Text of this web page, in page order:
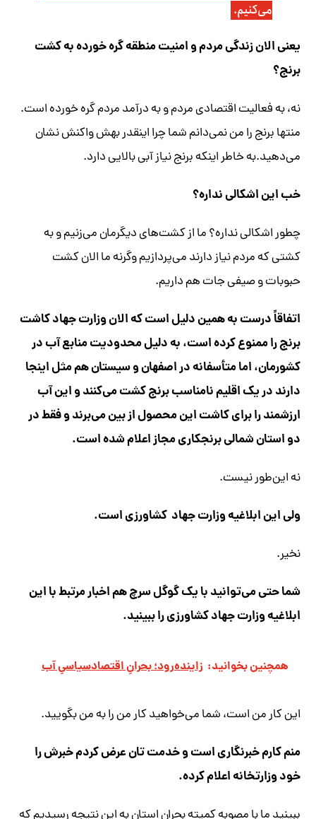
می‌کنیم.
یعنی الان زندگی مردم و امنیت منطقه گره خورده به کشت
برنج؟
نه، به فعالیت اقتصادی مردم و به درآمد مردم گره خورده است.
منتها برنج را من نمی‌دانم شما چرا اینقدر بهش واکنش نشان
می‌دهید.به خاطر اینکه برنج نیاز آبی بالایی دارد.
خب این اشکالی نداره؟
چطور اشکالی نداره؟ ما از کشت‌های دیگرمان می‌زنیم و به
کشتی که مردم نیاز دارند می‌پردازیم وگرنه ما الان کشت
حبوبات و صیفی جات هم داریم.
اتفاقاً درست به همین دلیل است که الان وزارت جهاد کاشت
برنج را ممنوع کرده است، به دلیل محدودیت منابع آب در
کشورمان، اما متأسفانه در اصفهان و سیستان هم مثل اینجا
دارند در یک اقلیم نامناسب برنج کشت می‌کنند و این آب
ارزشمند را برای کاشت این محصول از بین می‌برند و فقط در
دو استان شمالی برنجکاری مجاز اعلام شده است.
نه این‌طور نیست.
ولی این ابلاغیه وزارت جهاد کشاورزی است.
نخیر.
شما حتی می‌توانید با یک گوگل سرچ هم اخبار مرتبط با این
ابلاغیه وزارت جهاد کشاورزی را ببینید.
همچنین بخوانید: زاینده‌رود؛ بحرانِ اقتصادسیاسیِ آب
این کار من است، شما می‌خواهید کار من را به من بگویید.
منم کارم خبرنگاری است و خدمت تان عرض کردم خبرش را
خود وزارتخانه اعلام کرده.